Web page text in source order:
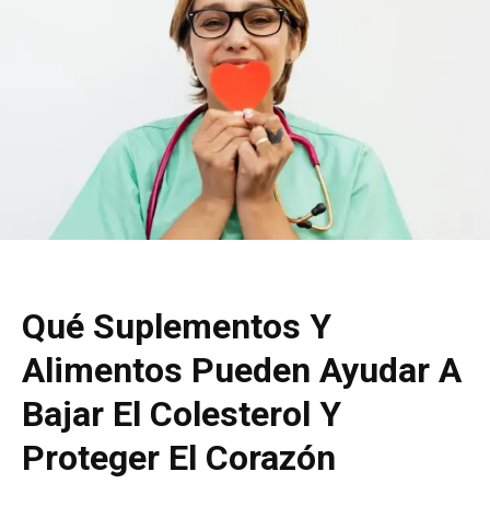
Qué Suplementos Y
Alimentos Pueden Ayudar A
Bajar El Colesterol Y
Proteger El Corazón